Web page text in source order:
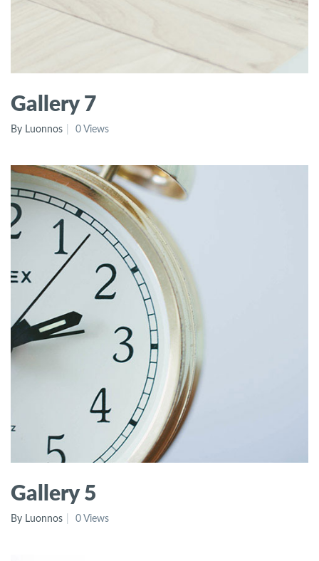
Gallery 7
By Luonnos 0 Views
Gallery 5
By Luonnos 0 Views